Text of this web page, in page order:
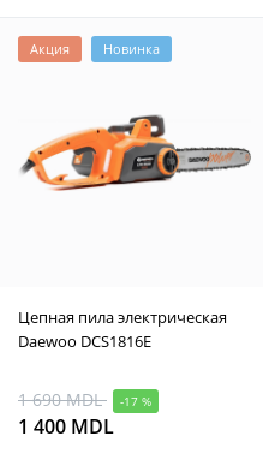
Акция Новинка
Цепная пила электрическая
Daewoo DCS1816E
1 690 MDL -17 %
1 400 MDL